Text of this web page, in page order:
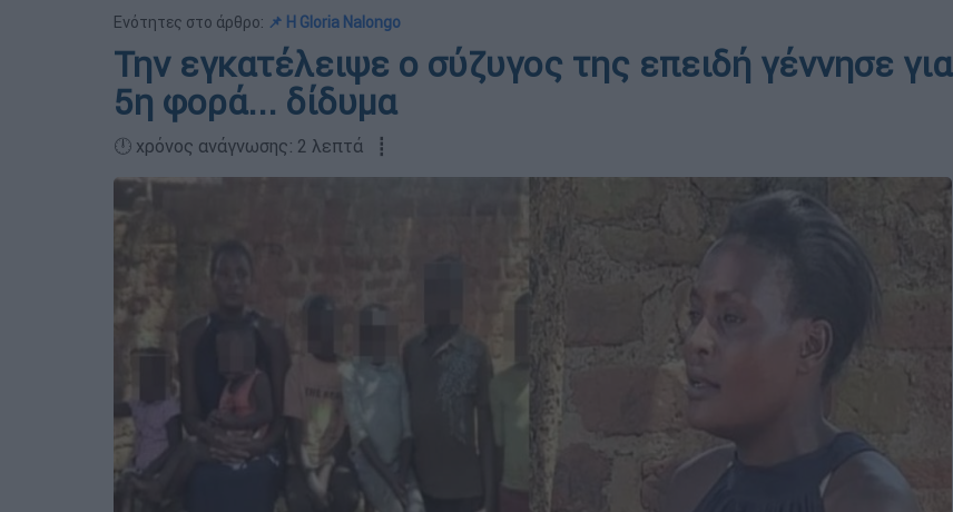
Ενότητες στο άρθρο: 📌 Η Gloria Nalongo
Την εγκατέλειψε ο σύζυγος της επειδή γέννησε για
5η φορά... δίδυμα
🕛 χρόνος ανάγνωσης: 2 λεπτά ┋